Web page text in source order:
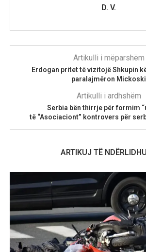
D. V.
Artikulli i mëparshëm
Erdogan pritet të vizitojë Shkupin
paralajmëron Mickoski
Artikulli i ardhshëm
Serbia bën thirrje për formim
të “Asociaciont” kontrovers për
ARTIKUJ TË